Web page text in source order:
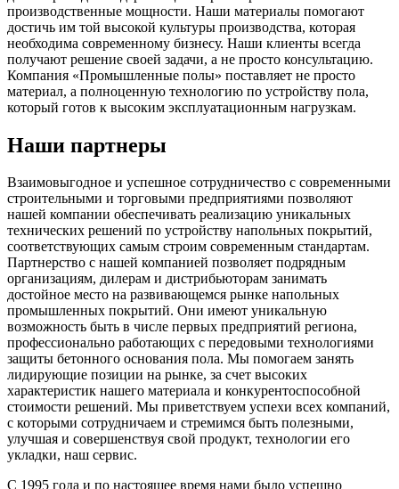
производственные мощности. Наши материалы помогают
достичь им той высокой культуры производства, которая
необходима современному бизнесу. Наши клиенты всегда
получают решение своей задачи, а не просто консультацию.
Компания «Промышленные полы» поставляет не просто
материал, а полноценную технологию по устройству пола,
который готов к высоким эксплуатационным нагрузкам.
Наши партнеры
Взаимовыгодное и успешное сотрудничество с современными
строительными и торговыми предприятиями позволяют
нашей компании обеспечивать реализацию уникальных
технических решений по устройству напольных покрытий,
соответствующих самым строим современным стандартам.
Партнерство с нашей компанией позволяет подрядным
организациям, дилерам и дистрибьюторам занимать
достойное место на развивающемся рынке напольных
промышленных покрытий. Они имеют уникальную
возможность быть в числе первых предприятий региона,
профессионально работающих с передовыми технологиями
защиты бетонного основания пола. Мы помогаем занять
лидирующие позиции на рынке, за счет высоких
характеристик нашего материала и конкурентоспособной
стоимости решений. Мы приветствуем успехи всех компаний,
с которыми сотрудничаем и стремимся быть полезными,
улучшая и совершенствуя свой продукт, технологии его
укладки, наш сервис.
С 1995 года и по настоящее время нами было успешно